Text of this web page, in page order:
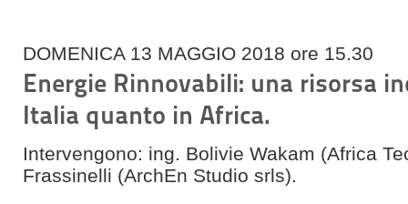
DOMENICA 13 MAGGIO 2018 ore 15.30
Energie Rinnovabili: una risorsa
Italia quanto in Africa.
Intervengono: ing. Bolivie Wakam (Africa
Frassinelli (ArchEn Studio srls).